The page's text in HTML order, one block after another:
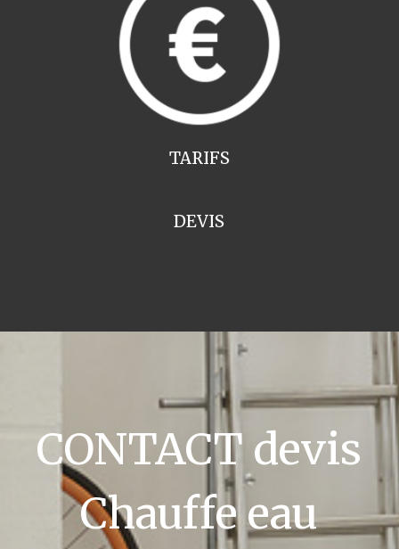
TARIFS
DEVIS
CONTACT devis
Chauffe eau